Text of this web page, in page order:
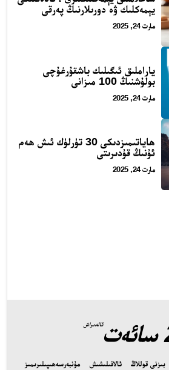
يېمەكلىك ۋە دورىلارنىڭ پەرقى
مارت 24, 2025
ياراملىق ئىگىلىك باشقۇرغۇچى
بولۇشنىڭ 100 مىزانى
مارت 24, 2025
ھاياتىمىزدىكى 30 تۈرلۈك ئىش ھەم
ئۇنىڭ قۇدىرىتى
مارت 24, 2025
ئالدىراش
بىزنى قوللاڭ ئالاقىلىشىش مۇنبەرسەھىپىلىرىمىز